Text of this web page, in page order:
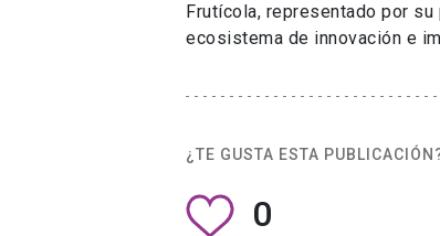
Frutícola, representado por
ecosistema de innovación e
¿TE GUSTA ESTA
0